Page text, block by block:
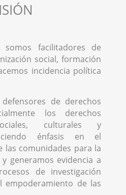
somos facilitadores de
social, formación
incidencia política
de derechos
los derechos
culturales y
énfasis en el
las comunidades para la
generamos evidencia a
de investigación
empoderamiento de las